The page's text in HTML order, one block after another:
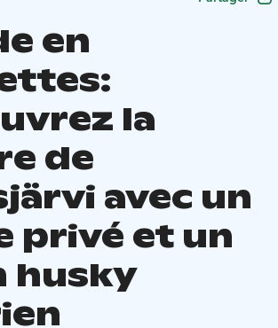
en
la
de
avec un
privé et un
husky